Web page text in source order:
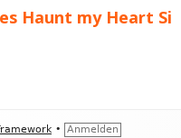
Haunt my Heart Si
• Anmelden